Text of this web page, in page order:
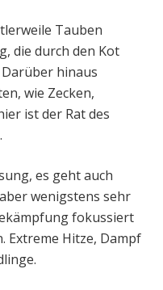
Tauben
die durch den Kot
hinaus
wie Zecken,
ist der Rat des
es geht auch
wenigstens sehr
fokussiert
Extreme Hitze, Dampf